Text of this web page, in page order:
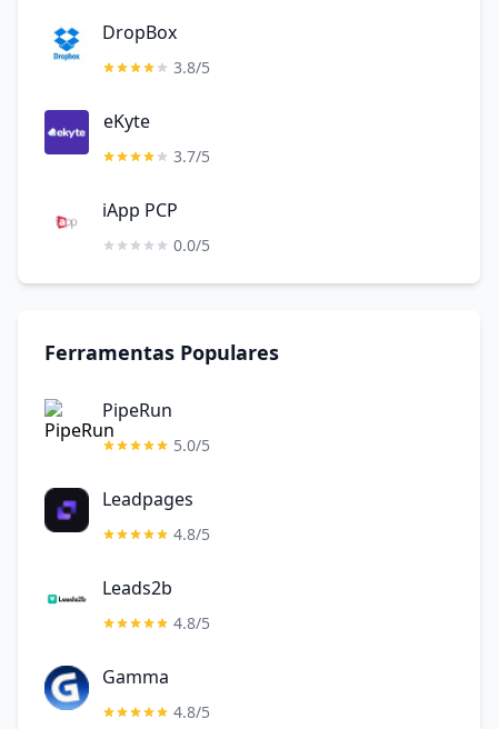
DropBox
3.8/5
eKyte
3.7/5
iApp PCP
0.0/5
Ferramentas Populares
PipeRun
5.0/5
Leadpages
4.8/5
Leads2b
4.8/5
Gamma
4.8/5